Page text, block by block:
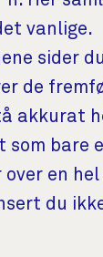
vanlige.
sider
de
akkurat
som bare
over en
du